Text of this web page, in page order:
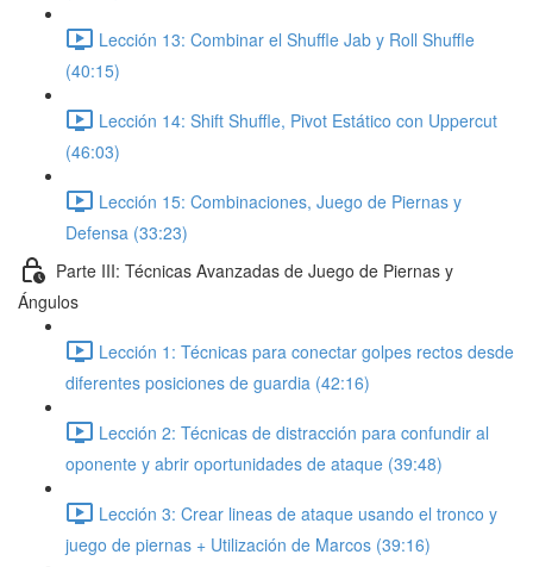
Lección 13: Combinar el Shuffle Jab y Roll Shuffle
(40:15)
Lección 14: Shift Shuffle, Pivot Estático con Uppercut
(46:03)
Lección 15: Combinaciones, Juego de Piernas y
Defensa (33:23)
Parte III: Técnicas Avanzadas de Juego de Piernas y
Ángulos
Lección 1: Técnicas para conectar golpes rectos desde
diferentes posiciones de guardia (42:16)
Lección 2: Técnicas de distracción para confundir al
oponente y abrir oportunidades de ataque (39:48)
Lección 3: Crear lineas de ataque usando el tronco y
juego de piernas + Utilización de Marcos (39:16)